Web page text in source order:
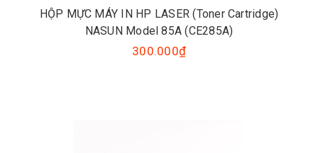
HỘP MỰC MÁY IN HP LASER (Toner Cartridge)
NASUN Model 85A (CE285A)
300.000₫